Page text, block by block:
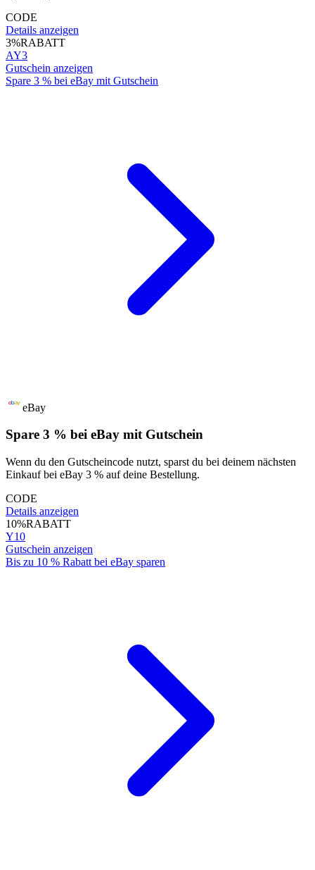
CODE
Details anzeigen
3%RABATT
AY3
Gutschein anzeigen
Spare 3 % bei eBay mit Gutschein
eBay
Spare 3 % bei eBay mit Gutschein
Wenn du den Gutscheincode nutzt, sparst du bei deinem nächsten
Einkauf bei eBay 3 % auf deine Bestellung.
CODE
Details anzeigen
10%RABATT
Y10
Gutschein anzeigen
Bis zu 10 % Rabatt bei eBay sparen